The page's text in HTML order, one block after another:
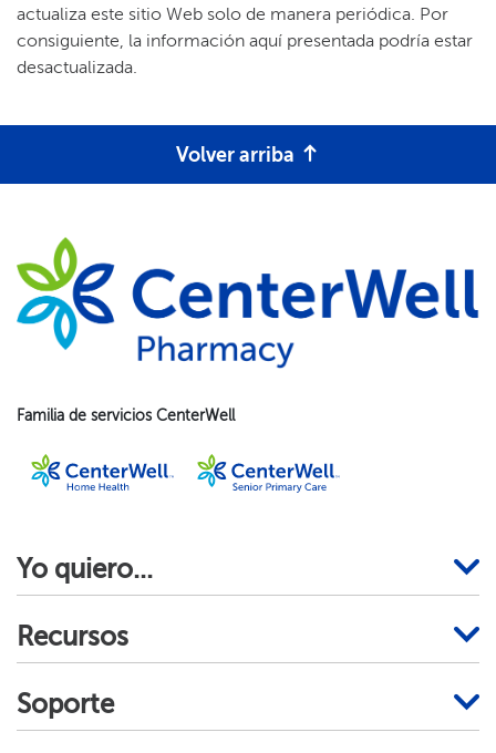
actualiza este sitio Web solo de manera periódica. Por
consiguiente, la información aquí presentada podría estar
desactualizada.​​
Volver arriba​​
Familia de servicios CenterWell​​
Yo quiero...​​
Recursos​​
Soporte​​